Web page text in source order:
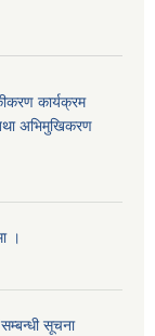
कार्यक्रम
अभिमुखिकरण
।
सूचना